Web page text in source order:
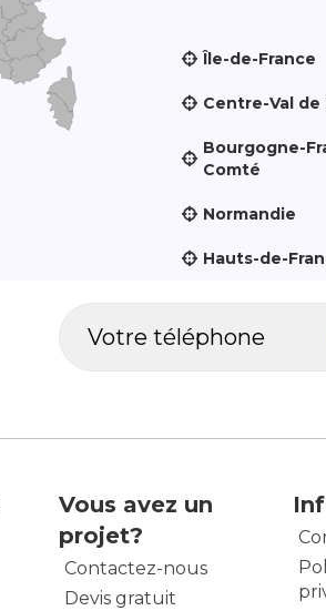
Île-de-France
Centre-Val de
Bourgogne-
Comté
Normandie
Hauts-de-
Vous avez un
projet?
Contactez-nous
Devis gratuit